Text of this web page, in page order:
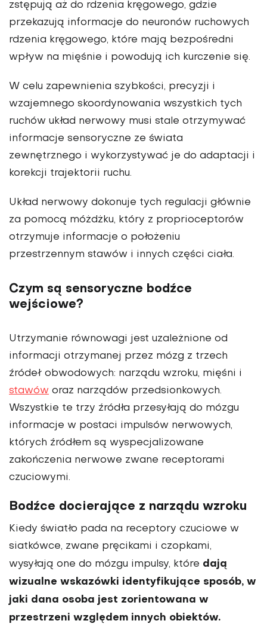
zstępują aż do rdzenia kręgowego, gdzie
przekazują informacje do neuronów ruchowych
rdzenia kręgowego, które mają bezpośredni
wpływ na mięśnie i powodują ich kurczenie się.
W celu zapewnienia szybkości, precyzji i
wzajemnego skoordynowania wszystkich tych
ruchów układ nerwowy musi stale otrzymywać
informacje sensoryczne ze świata
zewnętrznego i wykorzystywać je do adaptacji i
korekcji trajektorii ruchu.
Układ nerwowy dokonuje tych regulacji głównie
za pomocą móżdżku, który z proprioceptorów
otrzymuje informacje o położeniu
przestrzennym stawów i innych części ciała.
Czym są sensoryczne bodźce
wejściowe?
Utrzymanie równowagi jest uzależnione od
informacji otrzymanej przez mózg z trzech
źródeł obwodowych: narządu wzroku, mięśni i
stawów oraz narządów przedsionkowych.
Wszystkie te trzy źródła przesyłają do mózgu
informacje w postaci impulsów nerwowych,
których źródłem są wyspecjalizowane
zakończenia nerwowe zwane receptorami
czuciowymi.
Bodźce docierające z narządu wzroku
Kiedy światło pada na receptory czuciowe w
siatkówce, zwane pręcikami i czopkami,
wysyłają one do mózgu impulsy, które dają
wizualne wskazówki identyfikujące sposób, w
jaki dana osoba jest zorientowana w
przestrzeni względem innych obiektów.